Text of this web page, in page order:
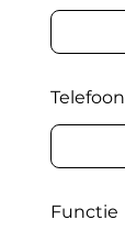
Telefoon
Functie